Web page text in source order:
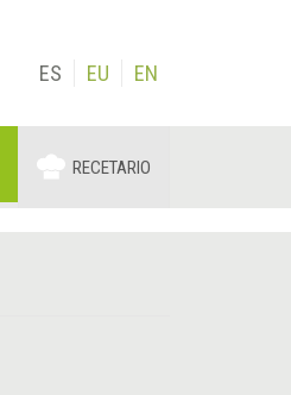
ES EU EN
RECETARIO